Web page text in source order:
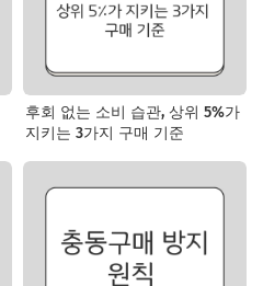
후회 없는 소비 습관, 상위 5%가
지키는 3가지 구매 기준